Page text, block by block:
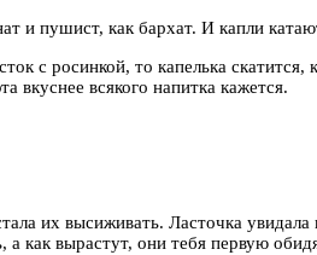
и пушист, как бархат. И капли
с росинкой, то капелька
вкуснее всякого напитка кажется.
их высиживать. Ласточка увидала
как вырастут, они тебя первую